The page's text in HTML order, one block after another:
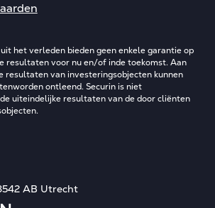
het verleden bieden geen enkele garantie op
resultaten voor nu en/of inde toekomst. Aan
resultaten van investeringsobjecten kunnen
ontleend. Securin is niet
uiteindelijke resultaten van de door cliënten
AB Utrecht